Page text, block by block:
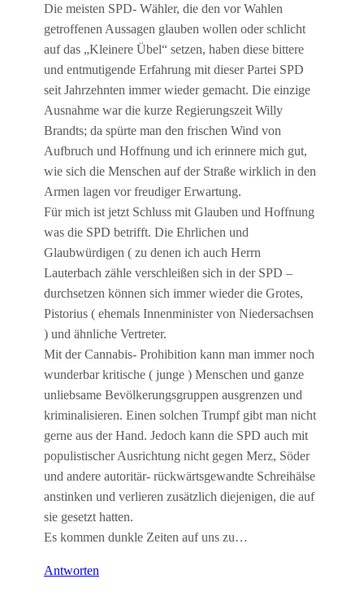
Die meisten SPD- Wähler, die den vor Wahlen
getroffenen Aussagen glauben wollen oder schlicht
auf das „Kleinere Übel“ setzen, haben diese bittere
und entmutigende Erfahrung mit dieser Partei SPD
seit Jahrzehnten immer wieder gemacht. Die einzige
Ausnahme war die kurze Regierungszeit Willy
Brandts; da spürte man den frischen Wind von
Aufbruch und Hoffnung und ich erinnere mich gut,
wie sich die Menschen auf der Straße wirklich in den
Armen lagen vor freudiger Erwartung.
Für mich ist jetzt Schluss mit Glauben und Hoffnung
was die SPD betrifft. Die Ehrlichen und
Glaubwürdigen ( zu denen ich auch Herrn
Lauterbach zähle verschleißen sich in der SPD –
durchsetzen können sich immer wieder die Grotes,
Pistorius ( ehemals Innenminister von Niedersachsen
) und ähnliche Vertreter.
Mit der Cannabis- Prohibition kann man immer noch
wunderbar kritische ( junge ) Menschen und ganze
unliebsame Bevölkerungsgruppen ausgrenzen und
kriminalisieren. Einen solchen Trumpf gibt man nicht
gerne aus der Hand. Jedoch kann die SPD auch mit
populistischer Ausrichtung nicht gegen Merz, Söder
und andere autoritär- rückwärtsgewandte Schreihälse
anstinken und verlieren zusätzlich diejenigen, die auf
sie gesetzt hatten.
Es kommen dunkle Zeiten auf uns zu…
Antworten